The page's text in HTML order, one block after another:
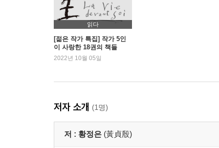
읽다
[젊은 작가 특집] 작가 5인
이 사랑한 18권의 책들
2022년 10월 05일
저자 소개 (1명)
저 : 황정은 (黃貞殷)